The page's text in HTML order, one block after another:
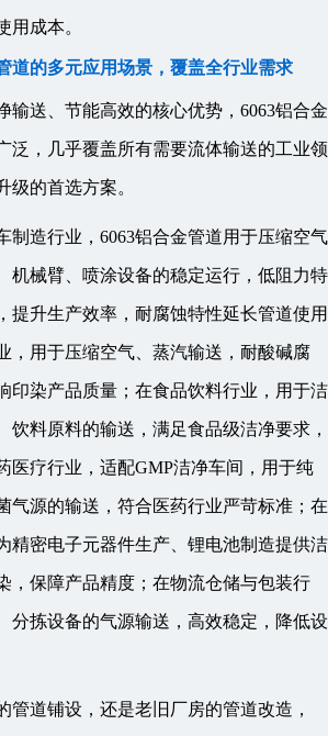
用成本。
道的多元应用场景，覆盖全行业需求
输送、节能高效的核心优势，6063铝合金
泛，几乎覆盖所有需要流体输送的工业领
级的首选方案。
制造行业，6063铝合金管道用于压缩空气
机械臂、喷涂设备的稳定运行，低阻力特
提升生产效率，耐腐蚀特性延长管道使用
，用于压缩空气、蒸汽输送，耐酸碱腐
印染产品质量；在食品饮料行业，用于洁
饮料原料的输送，满足食品级洁净要求，
医疗行业，适配GMP洁净车间，用于纯
气源的输送，符合医药行业严苛标准；在
精密电子元器件生产、锂电池制造提供洁
，保障产品精度；在物流仓储与包装行
分拣设备的气源输送，高效稳定，降低设
管道铺设，还是老旧厂房的管道改造，